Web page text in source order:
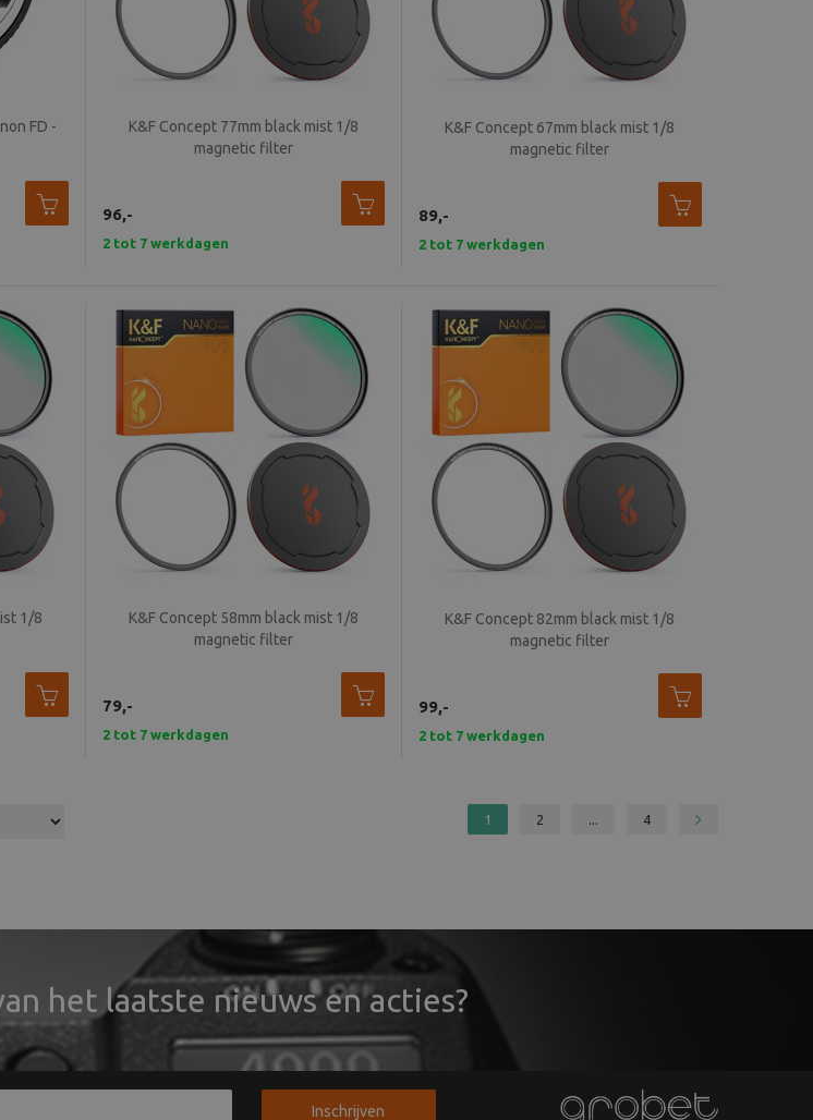
FD -
K&F Concept 77mm black mist 1/8
magnetic filter
96,-
2 tot 7 werkdagen
K&F Concept 67mm black mist 1/8
magnetic filter
89,-
2 tot 7 werkdagen
1/8
K&F Concept 58mm black mist 1/8
magnetic filter
79,-
2 tot 7 werkdagen
K&F Concept 82mm black mist 1/8
magnetic filter
99,-
2 tot 7 werkdagen
1 2 4
het laatste nieuws en acties?
Inschrijven